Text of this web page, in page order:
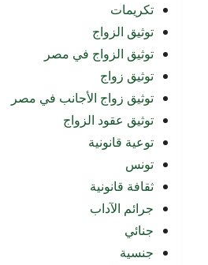
تكريمات
توثيق الزواج
توثيق الزواج في مصر
توثيق زواج
توثيق زواج الأجانب في مصر
توثيق عقود الزواج
توعية قانونية
تونس
ثقافة قانونية
جرائم الآداب
جنائي
جنسية